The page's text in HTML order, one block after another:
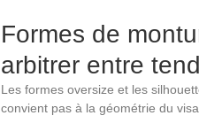
Formes de
arbitrer entre
Les formes oversize et les
convient pas à la géométrie du